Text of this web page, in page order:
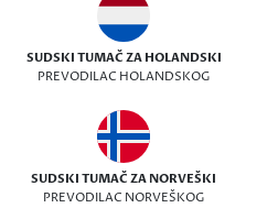
SUDSKI TUMAČ ZA HOLANDSKI
PREVODILAC HOLANDSKOG
SUDSKI TUMAČ ZA NORVEŠKI
PREVODILAC NORVEŠKOG